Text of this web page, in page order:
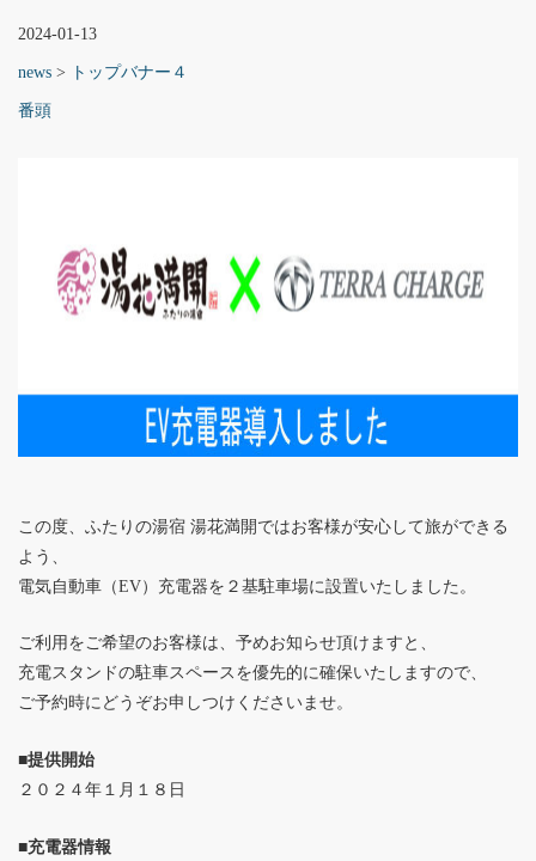
2024-01-13
news > トップバナー４
番頭
この度、ふたりの湯宿 湯花満開ではお客様が安心して旅ができる
よう、
電気自動車（EV）充電器を２基駐車場に設置いたしました。
ご利用をご希望のお客様は、予めお知らせ頂けますと、
充電スタンドの駐車スペースを優先的に確保いたしますので、
ご予約時にどうぞお申しつけくださいませ。
■提供開始
２０２４年１月１８日
■充電器情報